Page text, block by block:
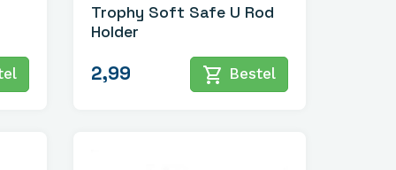
Trophy Soft Safe U Rod
Holder
2,99 shopping_cart Bestel